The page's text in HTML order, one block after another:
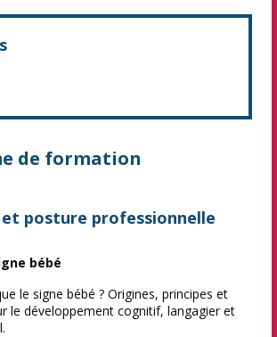
de formation
posture professionnelle
bébé
le signe bébé ? Origines, principes et
le développement cognitif, langagier et